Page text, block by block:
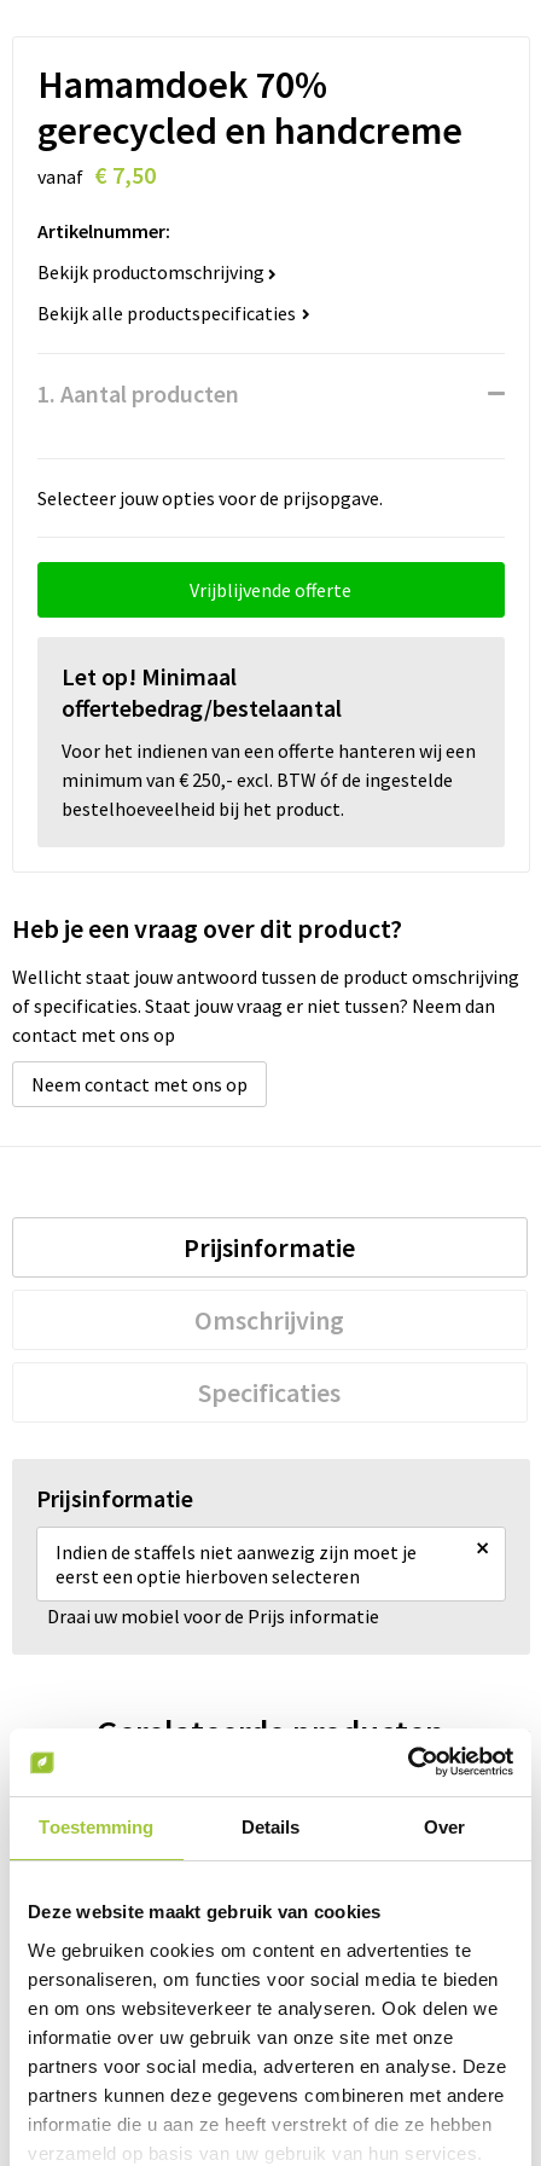
Toestemming Details Over
Deze website maakt gebruik van cookies
We gebruiken cookies om content en advertenties te
personaliseren, om functies voor social media te bieden
en om ons websiteverkeer te analyseren. Ook delen we
informatie over uw gebruik van onze site met onze
partners voor social media, adverteren en analyse. Deze
partners kunnen deze gegevens combineren met andere
informatie die u aan ze heeft verstrekt of die ze hebben
verzameld op basis van uw gebruik van hun services.
Lokale producten
Miniboxen
Momenten
Persoonlijke verzorging
Sleutelhangers
Spellen voor binnen en buiten
Sport
Sportaccessoires
Tassen
Virtueel uitje met borrelbox
Vrije tijd en strand
Relatiegeschenken zomer
Ondergoed, Sokken en Nachtkleding
Hamamdoek 70%
gerecycled en handcreme
vanaf € 7,50
Artikelnummer:
Bekijk productomschrijving
Bekijk alle productspecificaties
1. Aantal producten
Selecteer jouw opties voor de prijsopgave.
Vrijblijvende offerte
Let op! Minimaal
offertebedrag/bestelaantal
Voor het indienen van een offerte hanteren wij een
minimum van € 250,- excl. BTW óf de ingestelde
bestelhoeveelheid bij het product.
Heb je een vraag over dit product?
Wellicht staat jouw antwoord tussen de product omschrijving
of specificaties. Staat jouw vraag er niet tussen? Neem dan
contact met ons op
Neem contact met ons op
Prijsinformatie
Omschrijving
Specificaties
Prijsinformatie
Indien de staffels niet aanwezig zijn moet je
eerst een optie hierboven selecteren
×
Draai uw mobiel voor de Prijs informatie
Gerelateerde producten